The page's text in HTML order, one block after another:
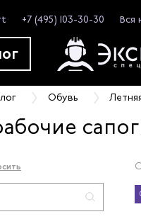
+7 (495) 103-30-30 Вся
Обувь